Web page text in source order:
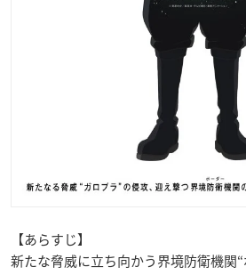
【あらすじ】
新たな脅威に立ち向かう界境防衛機関